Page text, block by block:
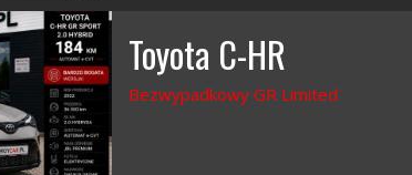
Toyota C-HR
Bezwypadkowy GR Limited